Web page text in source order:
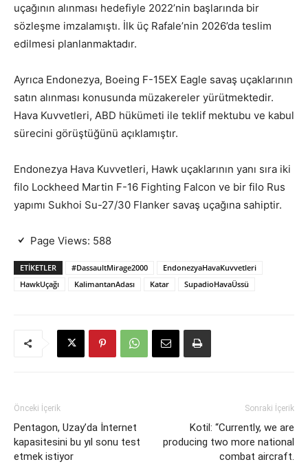
uçağının alınması hedefiyle 2022’nin başlarında bir
sözleşme imzalamıştı. İlk üç Rafale’nin 2026’da teslim
edilmesi planlanmaktadır.
Ayrıca Endonezya, Boeing F-15EX Eagle savaş uçaklarının
satın alınması konusunda müzakereler yürütmektedir.
Hava Kuvvetleri, ABD hükümeti ile teklif mektubu ve kabul
sürecini görüştüğünü açıklamıştır.
Endonezya Hava Kuvvetleri, Hawk uçaklarının yanı sıra iki
filo Lockheed Martin F-16 Fighting Falcon ve bir filo Rus
yapımı Sukhoi Su-27/30 Flanker savaş uçağına sahiptir.
Page Views: 588
ETIKETLER #DassaultMirage2000
EndonezyaHavaKuvvetleri
HawkUçağı
KalimantanAdası Katar SupadioHavaÜssü
Önceki İçerik
Pentagon, Uzay’da İnternet
kapasitesini bu yıl sonu test
etmek istiyor
Sonraki İçerik
Kotil: “Currently, we are
producing two more national
combat aircraft.